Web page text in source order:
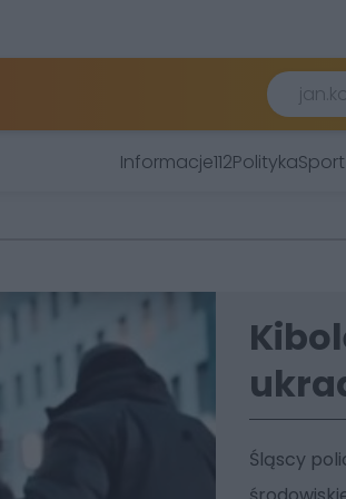
Informacje112PolitykaSport
Śląscy